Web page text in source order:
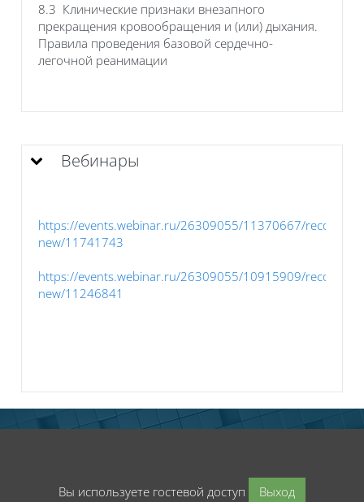
8.3 Клинические признаки внезапного
прекращения кровообращения и (или) дыхания.
Правила проведения базовой сердечно-
легочной реанимации
Вебинары
https://events.webinar.ru/26309055/11370667/record-
new/11741743
https://events.webinar.ru/26309055/10915909/record-
new/11246841
Вы используете гостевой доступ Выход